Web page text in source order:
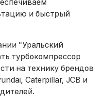
и быстрый
"Уральский
турбокомпрессор
на технику брендов
Caterpillar, JCB и